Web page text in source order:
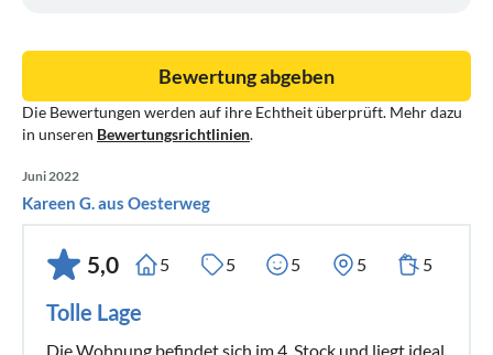
Die Bewertungen werden auf ihre Echtheit überprüft. Mehr dazu
in unseren Bewertungsrichtlinien.
Bewertung abgeben
Juni 2022
Kareen G. aus Oesterweg
5,0 5 5 5 5 5
Tolle Lage
Die Wohnung befindet sich im 4. Stock und liegt ideal